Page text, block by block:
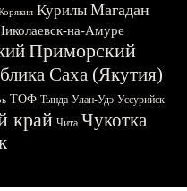
Курилы Магадан
на-Амуре
Приморский
Саха (Якутия)
ТОФ Тында Улан-Удэ Уссурийск
край Чита Чукотка